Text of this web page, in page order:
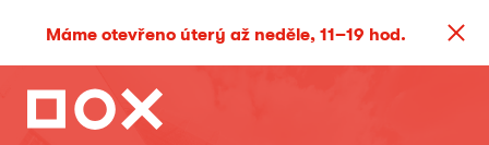
Máme otevřeno úterý až neděle, 11–19 hod.